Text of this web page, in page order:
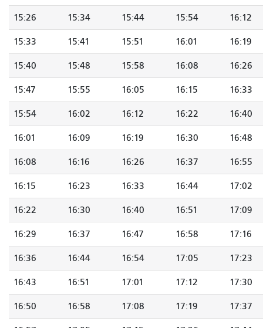
15:26 15:34 15:44 15:54 16:12
15:33 15:41 15:51 16:01 16:19
15:40 15:48 15:58 16:08 16:26
15:47 15:55 16:05 16:15 16:33
15:54 16:02 16:12 16:22 16:40
16:01 16:09 16:19 16:30 16:48
16:08 16:16 16:26 16:37 16:55
16:15 16:23 16:33 16:44 17:02
16:22 16:30 16:40 16:51 17:09
16:29 16:37 16:47 16:58 17:16
16:36 16:44 16:54 17:05 17:23
16:43 16:51 17:01 17:12 17:30
16:50 16:58 17:08 17:19 17:37